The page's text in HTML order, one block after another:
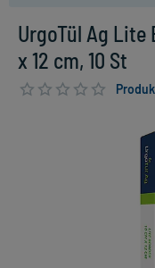
UrgoTül Ag Lite
x 12 cm, 10 St